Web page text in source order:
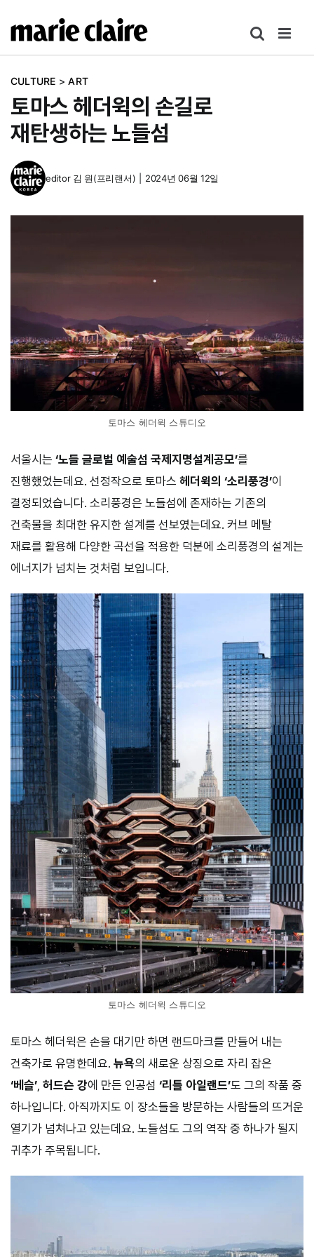
텐
건
기
CULTURE > ART
토마스 헤더윅의 손길로
재탄생하는 노들섬
editor 김 원(프리랜서) 2024년 06월 12일
토마스 헤더윅 스튜디오
서울시는 ‘노들 글로벌 예술섬 국제지명설계공모’를
진행했었는데요. 선정작으로 토마스 헤더윅의 ‘소리풍경’이
결정되었습니다. 소리풍경은 노들섬에 존재하는 기존의
건축물을 최대한 유지한 설계를 선보였는데요. 커브 메탈
재료를 활용해 다양한 곡선을 적용한 덕분에 소리풍경의 설계는
에너지가 넘치는 것처럼 보입니다.
토마스 헤더윅 스튜디오
토마스 헤더윅은 손을 대기만 하면 랜드마크를 만들어 내는
건축가로 유명한데요. 뉴욕의 새로운 상징으로 자리 잡은
‘베슬’, 허드슨 강에 만든 인공섬 ‘리틀 아일랜드’도 그의 작품 중
하나입니다. 아직까지도 이 장소들을 방문하는 사람들의 뜨거운
열기가 넘쳐나고 있는데요. 노들섬도 그의 역작 중 하나가 될지
귀추가 주목됩니다.